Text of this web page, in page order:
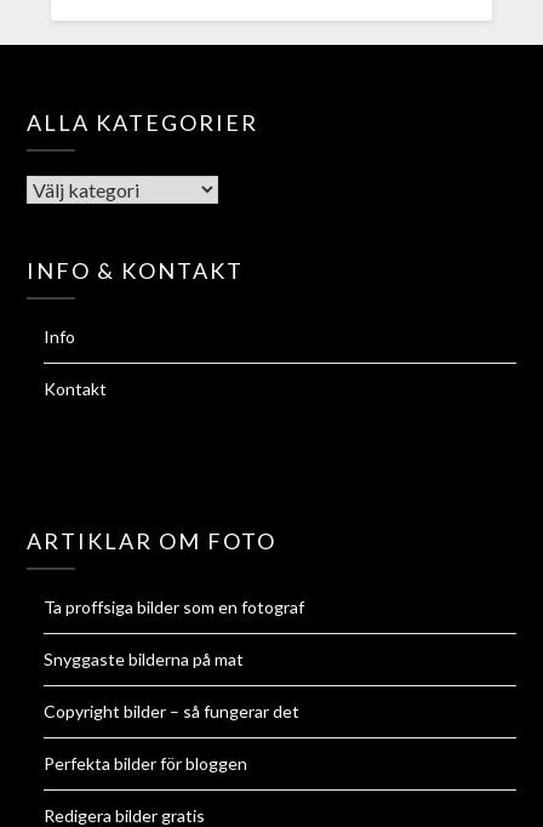
ALLA KATEGORIER
INFO & KONTAKT
Info
Kontakt
ARTIKLAR OM FOTO
Ta proffsiga bilder som en fotograf
Snyggaste bilderna på mat
Copyright bilder – så fungerar det
Perfekta bilder för bloggen
Redigera bilder gratis